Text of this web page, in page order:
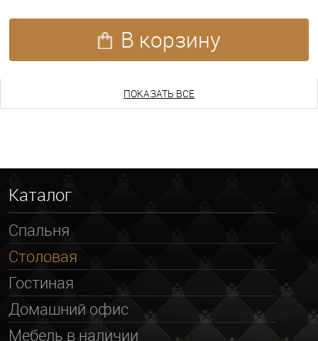
В корзину
ПОКАЗАТЬ ЕЩЕ
ПОКАЗАТЬ ВСЕ
Каталог
Спальня
Столовая
Гостиная
Домашний офис
Мебель в наличии